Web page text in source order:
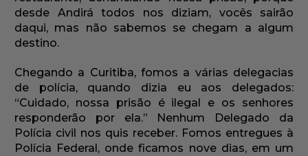
desde Andirá todos nos diziam, vocês sairão
daqui, mas não sabemos se chegam a algum
destino.
Chegando a Curitiba, fomos a várias delegacias
de polícia, quando dizia eu aos delegados:
“Cuidado, nossa prisão é ilegal e os senhores
responderão por ela.” Nenhum Delegado da
Polícia civil nos quis receber. Fomos entregues à
Polícia Federal, onde ficamos nove dias, em um